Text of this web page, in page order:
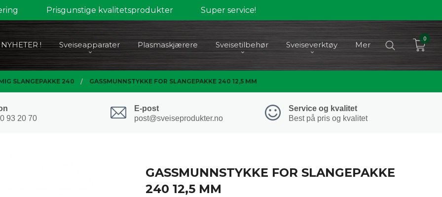
Prisgunstige kvalitetsprodukter Super service!
NYHETER ! Sveiseapparater Plasmaskjærere Sveisetilbehør Sveiseverktøy Mer
0
SLANGEPAKKE 240 GASSMUNNSTYKKE FOR SLANGEPAKKE 240 12,5 MM
93 20 70
E-post
post@sveiseprodukter.no
Service og kvalitet
Best på pris og kvalitet
GASSMUNNSTYKKE FOR SLANGEPAKKE
240 12,5 MM